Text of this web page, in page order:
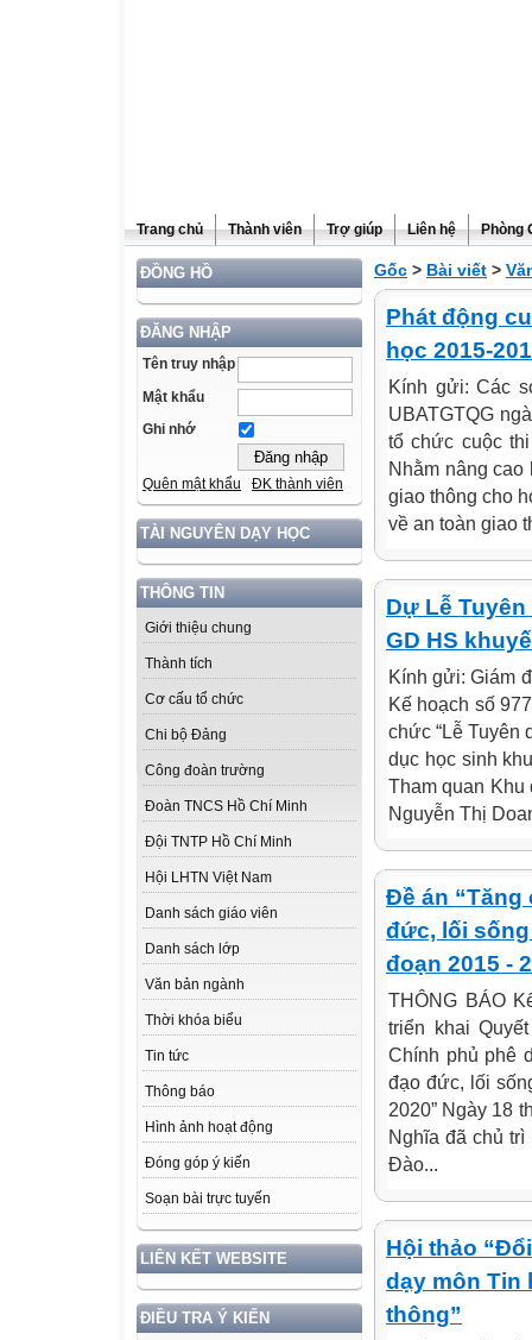
Trang chủ Thành viên Trợ giúp Liên hệ Phòng
ĐỒNG HỒ
ĐĂNG NHẬP
Tên truy nhập
Mật khẩu
Ghi nhớ
Quên mật khẩu ĐK thành viên
TÀI NGUYÊN DẠY HỌC
THÔNG TIN
Giới thiệu chung
Thành tích
Cơ cấu tổ chức
Chi bộ Đảng
Công đoàn trường
Đoàn TNCS Hồ Chí Minh
Đội TNTP Hồ Chí Minh
Hội LHTN Việt Nam
Danh sách giáo viên
Danh sách lớp
Văn bản ngành
Thời khóa biểu
Tin tức
Thông báo
Hình ảnh hoạt động
Đóng góp ý kiến
Soạn bài trực tuyến
LIÊN KẾT WEBSITE
ĐIỀU TRA Ý KIẾN
Gốc > Bài viết >
Phát động
học 2015-
Kính gửi: Các
UBATGTQG
tổ chức cuộc
Nhằm nâng
giao thông cho
về an toàn giao
Dự Lễ
GD HS
Kính gửi: Giám
Kế hoạch số
chức “Lễ Tuyên
dục học sinh
Tham quan
Nguyễn Thị
Đề án
đức, lối
đoạn 2015 -
THÔNG BÁO
triển khai
Chính phủ phê
đạo đức, lối
2020” Ngày 18
Nghĩa đã chủ
Đào...
Hội thảo
dạy môn Tin
thông”